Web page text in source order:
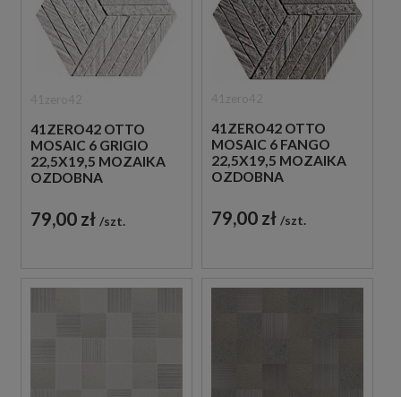
41ZERO42 OTTO
MOSAIC 6 GRIGIO
22,5X19,5 MOZAIKA
OZDOBNA
79,00 zł szt.
41ZERO42 OTTO
MOSAIC 6 FANGO
22,5X19,5 MOZAIKA
OZDOBNA
79,00 zł szt.